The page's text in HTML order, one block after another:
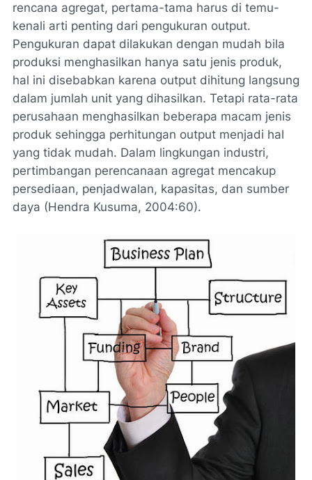
rencana agregat, pertama-tama harus di temu-
kenali arti penting dari pengukuran output.
Pengukuran dapat dilakukan dengan mudah bila
produksi menghasilkan hanya satu jenis produk,
hal ini disebabkan karena output dihitung langsung
dalam jumlah unit yang dihasilkan. Tetapi rata-rata
perusahaan menghasilkan beberapa macam jenis
produk sehingga perhitungan output menjadi hal
yang tidak mudah. Dalam lingkungan industri,
pertimbangan perencanaan agregat mencakup
persediaan, penjadwalan, kapasitas, dan sumber
daya (Hendra Kusuma, 2004:60).